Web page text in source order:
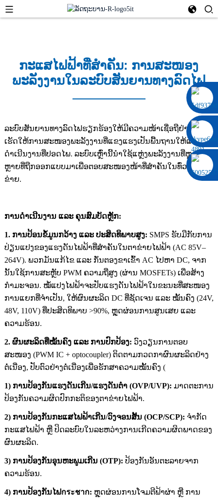
ກະແສໄຟຟ້າທີ່ສຳຄັນ: ການສະໜອງ
ພະລັງງານໃນລະບົບສັນຍານທາງລົດໄຟ
ລະບົບສັນຍານທາງລົດໄຟຮຽກຮ້ອງໃຫ້ມີຄວາມໜ້າເຊື່ອຖືຢ່າງແທ້ຈິງ,
ເຮັດໃຫ້ການສະໜອງພະລັງງານທີ່ແຂງແຮງເປັນພື້ນຖານໃຫ້ແກ່ການ
ດຳເນີນງານທີ່ປອດໄພ. ລະບົບເຫຼົ່ານີ້ນຳໃຊ້ແຫຼ່ງພະລັງງານທີ່ຫຼາກ
ຫຼາຍທີ່ຖືກອອກແບບມາເພື່ອຕອບສະໜອງໜ້າທີ່ສຳຄັນໃນທົ່ວເຄືອ
ຂ່າຍ.
ການດຳເນີນງານ ແລະ ຄຸນສົມບັດຫຼັກ:
1. ການປ້ອນຂໍ້ມູນກວ້າງ ແລະ ປະສິດທິພາບສູງ: SMPS ຮັບມືກັບການ
ປ່ຽນແປງຂອງແຮງດັນໄຟຟ້າທີ່ສຳຄັນໃນຕາຂ່າຍໄຟຟ້າ (AC 85V–
264V). ພວກມັນແກ້ໄຂ ແລະ ກັ່ນຕອງຂາເຂົ້າ AC ໄປຫາ DC, ຈາກ
ນັ້ນໃຊ້ການສະຫຼັບ PWM ຄວາມຖີ່ສູງ (ຜ່ານ MOSFETs) ເພື່ອສ້າງ
ກຳມະຈອນ. ໝໍ້ແປງໄຟຟ້າຈະປັບແຮງດັນໄຟຟ້າໃນຂະນະທີ່ສະໜອງ
ການແຍກທີ່ຈຳເປັນ, ໃຫ້ຜົນຜະລິດ DC ທີ່ຊັດເຈນ ແລະ ໝັ້ນຄົງ (24V,
48V, 110V) ທີ່ປະສິດທິພາບ >90%, ຫຼຸດຜ່ອນການສູນເສຍ ແລະ
ຄວາມຮ້ອນ.
2. ຜົນຜະລິດທີ່ໝັ້ນຄົງ ແລະ ການປົກປ້ອງ: ວົງວຽນການຕອບ
ສະໜອງ (PWM IC + optocoupler) ຕິດຕາມກວດກາຜົນຜະລິດຢ່າງ
ຕໍ່ເນື່ອງ, ປັບຕົວຢ່າງຕໍ່ເນື່ອງເພື່ອຮັກສາຄວາມໝັ້ນຄົງ (
1) ການປ້ອງກັນແຮງດັນເກີນ/ແຮງດັນຕໍ່າ (OVP/UVP): ມາດຕະການ
ປ້ອງກັນຄວາມຜິດປົກກະຕິຂອງຕາຂ່າຍໄຟຟ້າ.
2) ການປ້ອງກັນກະແສໄຟຟ້າເກີນ/ວົງຈອນສັ້ນ (OCP/SCP): ຈຳກັດ
ກະແສໄຟຟ້າ ຫຼື ປິດລະບົບໃນລະຫວ່າງການເກີດຄວາມຜິດພາດຂອງ
ຜົນຜະລິດ.
3) ການປ້ອງກັນອຸນຫະພູມເກີນ (OTP): ປ້ອງກັນອັນຕະລາຍຈາກ
ຄວາມຮ້ອນ.
4) ການປ້ອງກັນໄຟกระชาก: ຫຼຸດຜ່ອນການໂຈມຕີຟ້າຜ່າ ຫຼື ການ